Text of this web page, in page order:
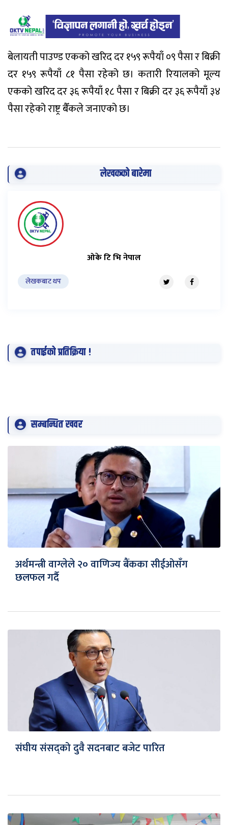
बेलायती पाउण्ड एकको खरिद दर १५९ रूपैयाँ ०९ पैसा र बिक्री
दर १५९ रूपैयाँ ८१ पैसा रहेको छ। कतारी रियालको मूल्य
एकको खरिद दर ३६ रूपैयाँ १८ पैसा र बिक्री दर ३६ रूपैयाँ ३४
पैसा रहेको राष्ट्र बैँकले जनाएको छ।
लेखकको बारेमा
ओके टि भि नेपाल
लेखकबाट थप
तपाईको प्रतिक्रिया !
सम्बन्धित खवर
अर्थमन्त्री वाग्लेले २० वाणिज्य बैंकका सीईओसँग
छलफल गर्दै
संघीय संसद्को दुवै सदनबाट बजेट पारित